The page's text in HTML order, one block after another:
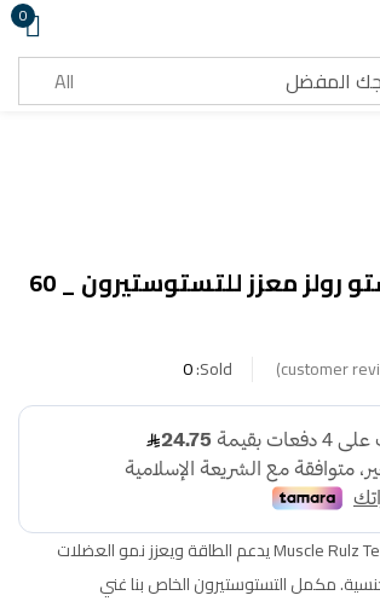
0
مصل رولز تيستو رولز معزز للتستوستيرون _ 60
Sold:
0
Muscle Rulz Testosterone Booster يدعم الطاقة ويعزز نمو العضلات
مكمل التستوستيرون الخاص بنا غني
تسجيل دخول
هل نسيت كلمة المرور ؟
انشاء حساب